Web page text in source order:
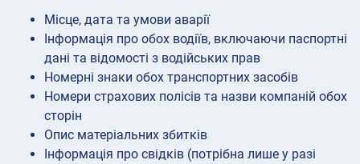
Місце, дата та умови аварії
Інформація про обох водіїв, включаючи паспортні
дані та відомості з водійських прав
Номерні знаки обох транспортних засобів
Номери страхових полісів та назви компаній обох
сторін
Опис матеріальних збитків
Інформація про свідків (потрібна лише у разі